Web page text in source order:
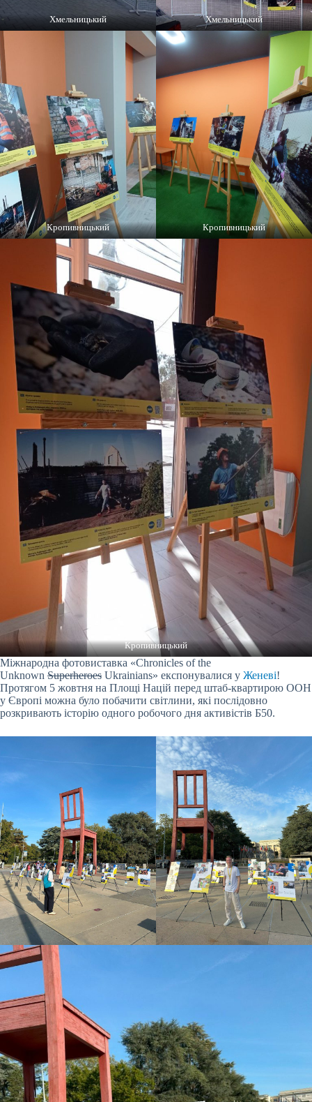
Хмельницький Хмельницький
Кропивницький Кропивницький
Кропивницький
Міжнародна фотовиставка «Chronicles of the
Unknown Superheroes Ukrainians» експонувалися у Женеві!
Протягом 5 жовтня на Площі Націй перед штаб-квартирою ООН
у Європі можна було побачити світлини, які послідовно
розкривають історію одного робочого дня активістів Б50.